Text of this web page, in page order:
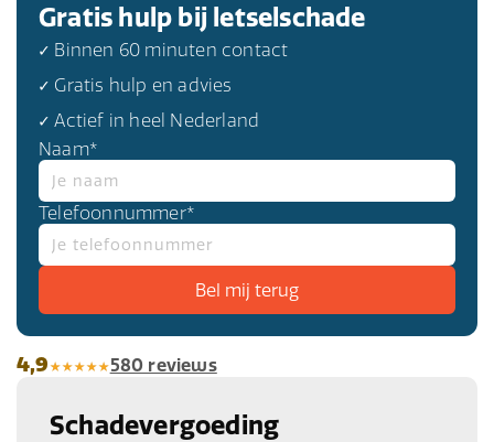
Gratis hulp bij letselschade
✓ Binnen 60 minuten contact
✓ Gratis hulp en advies
✓ Actief in heel Nederland
Naam*
Telefoonnummer*
4,9 580 reviews
Schadevergoeding